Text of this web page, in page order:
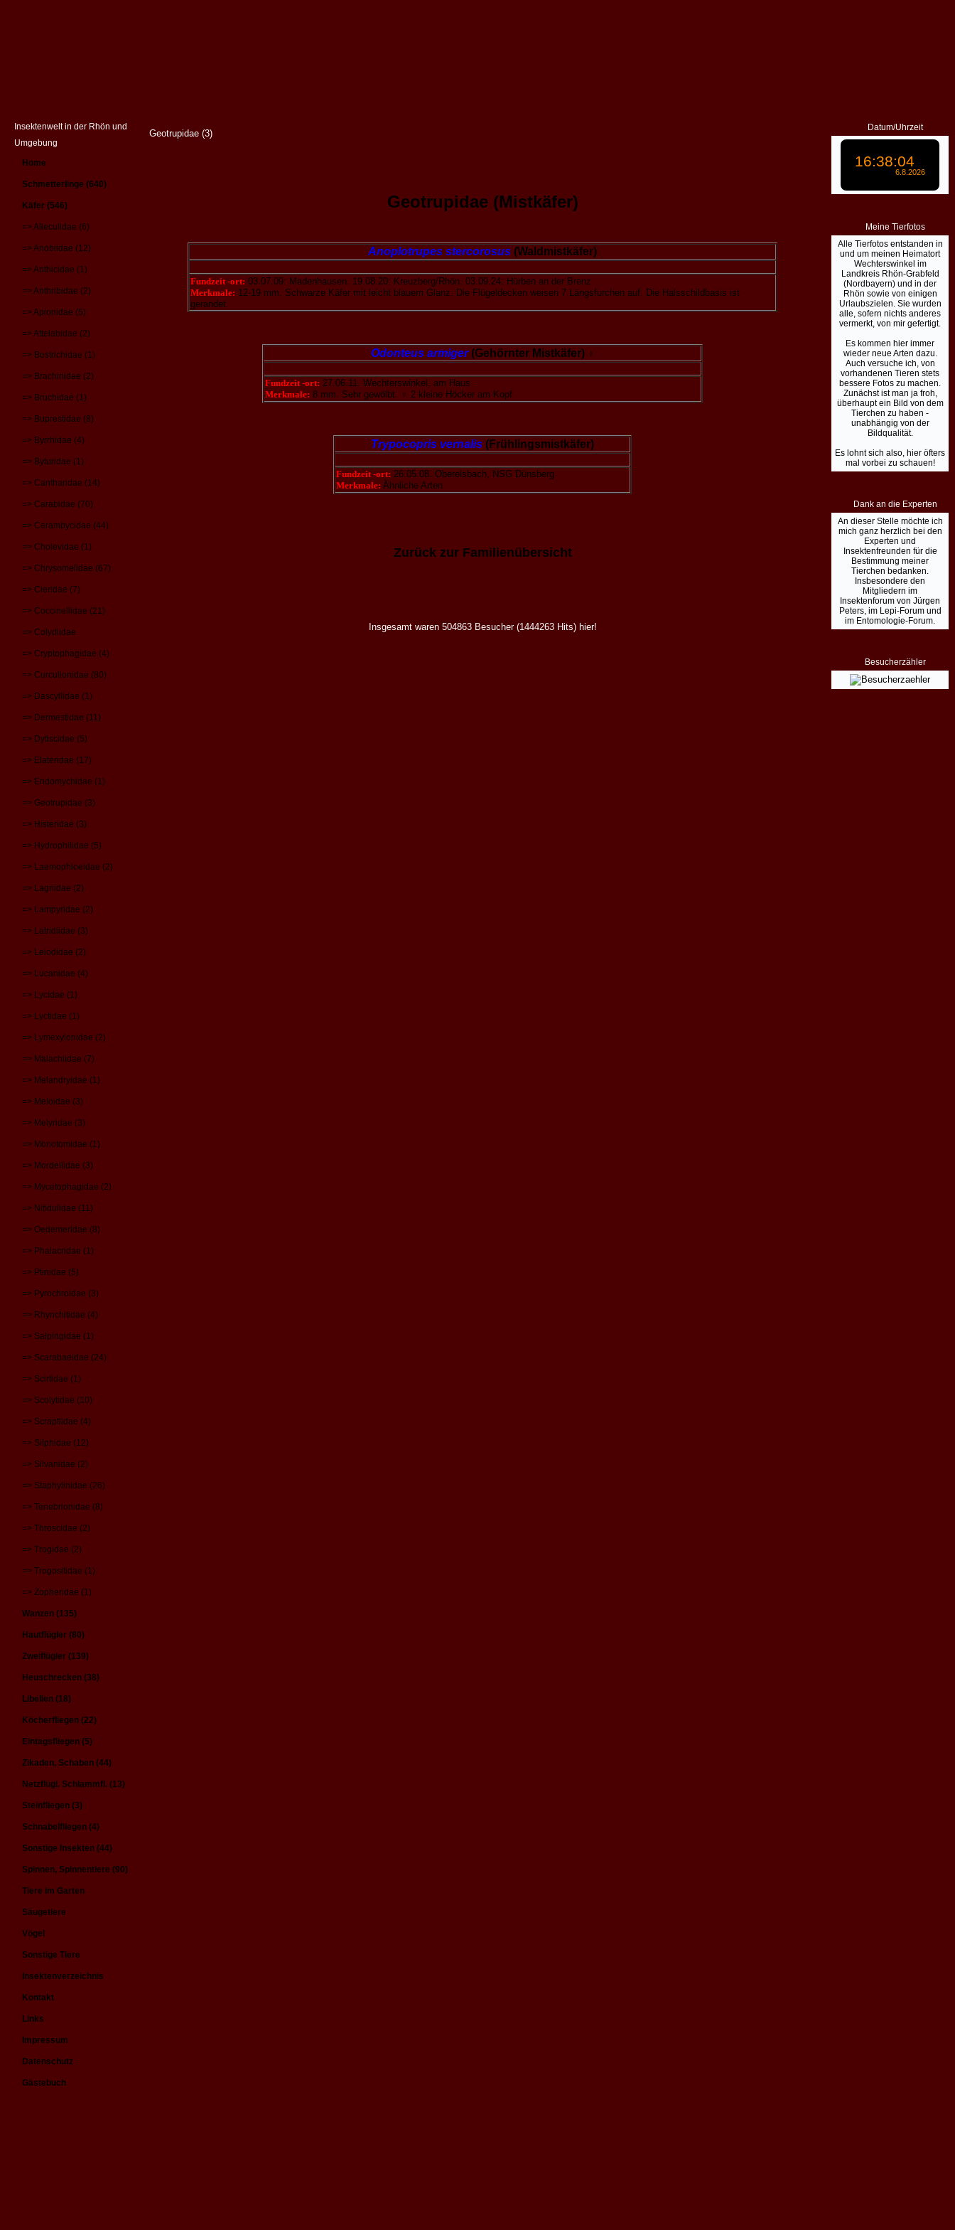
Insektenwelt in der Rhön und
Umgebung
Home
Schmetterlinge (640)
Käfer (546)
=> Alleculidae (6)
=> Anobiidae (12)
=> Anthicidae (1)
=> Anthribidae (2)
=> Apionidae (5)
=> Attelabidae (2)
=> Bostrichidae (1)
=> Brachinidae (2)
=> Bruchidae (1)
=> Buprestidae (8)
=> Byrrhidae (4)
=> Byturidae (1)
=> Cantharidae (14)
=> Carabidae (70)
=> Cerambycidae (44)
=> Cholevidae (1)
=> Chrysomelidae (67)
=> Cleridae (7)
=> Coccinellidae (21)
=> Colydiidae
=> Cryptophagidae (4)
=> Curculionidae (80)
=> Dascyllidae (1)
=> Dermestidae (11)
=> Dytiscidae (5)
=> Elateridae (17)
=> Endomychidae (1)
=> Geotrupidae (3)
=> Histeridae (3)
=> Hydrophilidae (5)
=> Laemophloeidae (2)
=> Lagriidae (2)
=> Lampyridae (2)
=> Latridiidae (3)
=> Leiodidae (2)
=> Lucanidae (4)
=> Lycidae (1)
=> Lyctidae (1)
=> Lymexylonidae (2)
=> Malachiidae (7)
=> Melandryidae (1)
=> Meloidae (3)
=> Melyridae (3)
=> Monotomidae (1)
=> Mordellidae (3)
=> Mycetophagidae (2)
=> Nitidulidae (11)
=> Oedemeridae (8)
=> Phalacridae (1)
=> Ptinidae (5)
=> Pyrochroidae (3)
=> Rhynchitidae (4)
=> Salpingidae (1)
=> Scarabaeidae (24)
=> Scirtidae (1)
=> Scolytidae (10)
=> Scraptiidae (4)
=> Silphidae (12)
=> Silvanidae (2)
=> Staphylinidae (26)
=> Tenebrionidae (8)
=> Throscidae (2)
=> Trogidae (2)
=> Trogositidae (1)
=> Zopheridae (1)
Wanzen (135)
Hautflügler (80)
Zweiflügler (139)
Heuschrecken (38)
Libellen (18)
Köcherfliegen (22)
Eintagsfliegen (5)
Zikaden, Schaben (44)
Netzflügl. Schlammfl. (13)
Steinfliegen (3)
Schnabelfliegen (4)
Sonstige Insekten (44)
Spinnen, Spinnentiere (90)
Tiere im Garten
Säugetiere
Vögel
Sonstige Tiere
Insektenverzeichnis
Kontakt
Links
Impressum
Datenschutz
Gästebuch
Geotrupidae (3)
Geotrupidae (Mistkäfer)
Anoplotrupes stercorosus (Waldmistkäfer)
Fundzeit -ort: 03.07.09: Madenhausen. 19.08.20: Kreuzberg/Rhön. 03.09.24: Hürben an der Brenz
Merkmale: 12-19 mm. Schwarze Käfer mit leicht blauem Glanz. Die Flügeldecken weisen 7 Längsfurchen auf. Die Halsschildbasis ist
gerandet.
Odonteus armiger(Gehörnter Mistkäfer)♀
Fundzeit -ort: 27.06.11. Wechterswinkel, am Haus
Merkmale: 8 mm. Sehr gewölbt. ♀ 2 kleine Höcker am Kopf
Trypocopris vernalis (Frühlingsmistkäfer)
Fundzeit -ort: 26.05.08. Oberelsbach, NSG Dünsberg
Merkmale: Ähnliche Arten
Zurück zur Familienübersicht
Insgesamt waren 504863 Besucher (1444263 Hits) hier!
Datum/Uhrzeit
Meine Tierfotos
Alle Tierfotos entstanden in
und um meinen Heimatort
Wechterswinkel im
Landkreis Rhön-Grabfeld
(Nordbayern) und in der
Rhön sowie von einigen
Urlaubszielen. Sie wurden
alle, sofern nichts anderes
vermerkt, von mir gefertigt.
Es kommen hier immer
wieder neue Arten dazu.
Auch versuche ich, von
vorhandenen Tieren stets
bessere Fotos zu machen.
Zunächst ist man ja froh,
überhaupt ein Bild von dem
Tierchen zu haben -
unabhängig von der
Bildqualität.
Es lohnt sich also, hier öfters
mal vorbei zu schauen!
Dank an die Experten
An dieser Stelle möchte ich
mich ganz herzlich bei den
Experten und
Insektenfreunden für die
Bestimmung meiner
Tierchen bedanken.
Insbesondere den
Mitgliedern im
Insektenforum von Jürgen
Peters, im Lepi-Forum und
im Entomologie-Forum.
Besucherzähler